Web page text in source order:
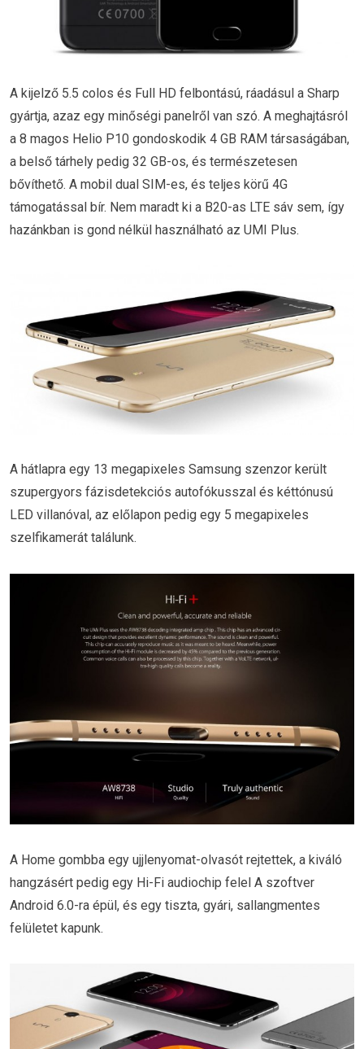
A kijelző 5.5 colos és Full HD felbontású, ráadásul a Sharp
gyártja, azaz egy minőségi panelről van szó. A meghajtásról
a 8 magos Helio P10 gondoskodik 4 GB RAM társaságában,
a belső tárhely pedig 32 GB-os, és természetesen
bővíthető. A mobil dual SIM-es, és teljes körű 4G
támogatással bír. Nem maradt ki a B20-as LTE sáv sem, így
hazánkban is gond nélkül használható az UMI Plus.
A hátlapra egy 13 megapixeles Samsung szenzor került
szupergyors fázisdetekciós autofókusszal és kéttónusú
LED villanóval, az előlapon pedig egy 5 megapixeles
szelfikamerát találunk.
A Home gombba egy ujjlenyomat-olvasót rejtettek, a kiváló
hangzásért pedig egy Hi-Fi audiochip felel A szoftver
Android 6.0-ra épül, és egy tiszta, gyári, sallangmentes
felületet kapunk.